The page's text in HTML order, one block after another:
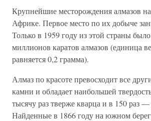
Крупнейшие месторождения алмазов
Африке. Первое место по их добыче
Только в 1959 году из этой страны
миллионов каратов алмазов (единица
равняется 0,2 грамма).
Алмаз по красоте превосходит все
камни и обладает наибольшей
тысячу раз тверже кварца и в 150 раз —
Найденные в 1866 году на южном